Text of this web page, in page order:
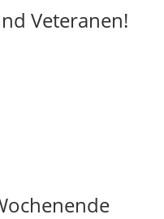
Veteranen!